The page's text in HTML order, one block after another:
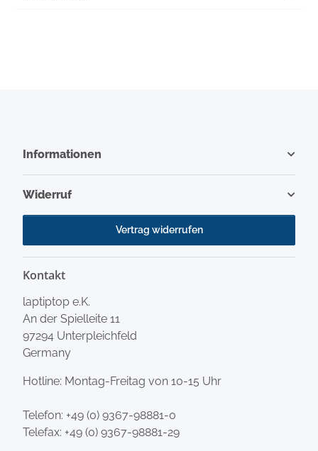
Informationen
Widerruf
Vertrag widerrufen
Kontakt
laptiptop e.K.
An der Spielleite 11
97294 Unterpleichfeld
Germany
Hotline: Montag-Freitag von 10-15 Uhr
Telefon: +49 (0) 9367-98881-0
Telefax: +49 (0) 9367-98881-29